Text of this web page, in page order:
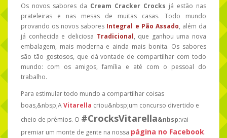
Os novos sabores da Cream Cracker Crocks já estão nas
prateleiras e nas mesas de muitas casas. Todo mundo
provando os novos sabores Integral e Pão Assado, além da
já conhecida e deliciosa Tradicional, que ganhou uma nova
embalagem, mais moderna e ainda mais bonita. Os sabores
são tão gostosos, que dá vontade de compartilhar com todo
mundo: com os amigos, família e até com o pessoal do
trabalho.
Para estimular todo mundo a compartilhar coisas
boas,&nbsp;AVitarella criou&nbsp;um concurso divertido e
cheio de prêmios. O #CrocksVitarella&nbsp;vai
premiar um monte de gente na nossa página no Facebook.